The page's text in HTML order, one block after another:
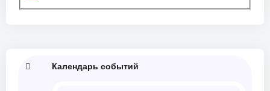
Календарь событий